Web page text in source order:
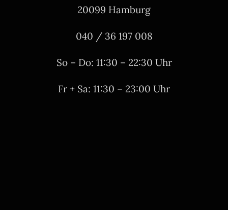
20099 Hamburg
040 / 36 197 008
So – Do: 11:30 – 22:30 Uhr
Fr + Sa: 11:30 – 23:00 Uhr